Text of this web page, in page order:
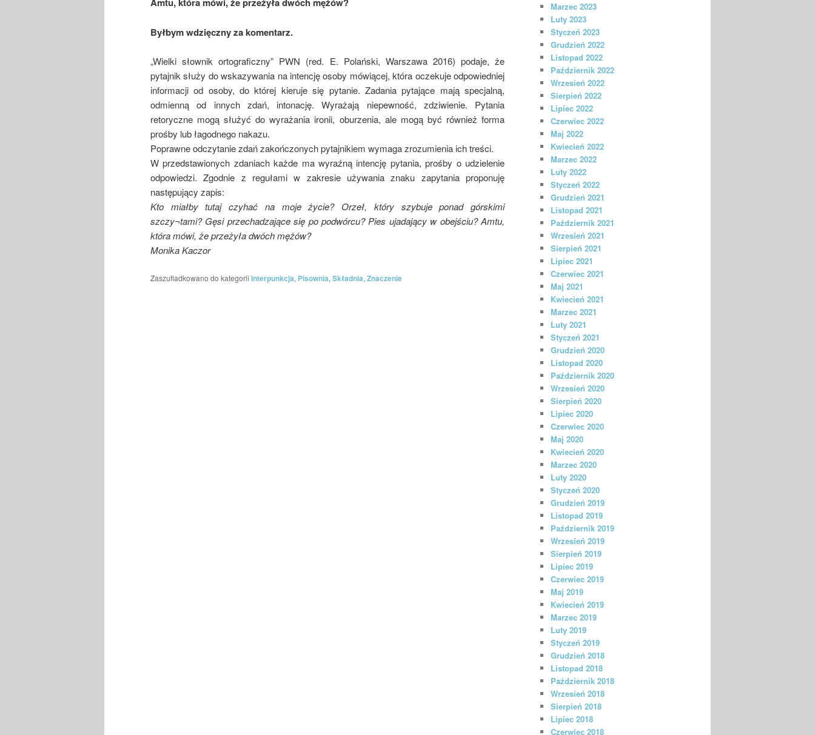
Byłbym wdzięczny za komentarz.
„Wielki słownik ortograficzny” PWN (red. E. Polański, Warszawa 2016) podaje, że
pytajnik służy do wskazywania na intencję osoby mówiącej, która oczekuje odpowiedniej
informacji od osoby, do której kieruje się pytanie. Zadania pytające mają specjalną,
odmienną od innych zdań, intonację. Wyrażają niepewność, zdziwienie. Pytania
retoryczne mogą służyć do wyrażania ironii, oburzenia, ale mogą być również forma
prośby lub łagodnego nakazu.
Poprawne odczytanie zdań zakończonych pytajnikiem wymaga zrozumienia ich treści.
W przedstawionych zdaniach każde ma wyraźną intencję pytania, prośby o udzielenie
odpowiedzi. Zgodnie z regułami w zakresie używania znaku zapytania proponuję
następujący zapis:
Kto miałby tutaj czyhać na moje życie? Orzeł, który szybuje ponad górskimi
szczy¬tami? Gęsi przechadzające się po podwórcu? Pies ujadający w obejściu? Amtu,
która mówi, że przeżyła dwóch mężów?
Monika Kaczor
Zaszufladkowano do kategorii Interpunkcja, Pisownia, Składnia, Znaczenie
Marzec 2023
Luty 2023
Styczeń 2023
Grudzień 2022
Listopad 2022
Październik 2022
Wrzesień 2022
Sierpień 2022
Lipiec 2022
Czerwiec 2022
Maj 2022
Kwiecień 2022
Marzec 2022
Luty 2022
Styczeń 2022
Grudzień 2021
Listopad 2021
Październik 2021
Wrzesień 2021
Sierpień 2021
Lipiec 2021
Czerwiec 2021
Maj 2021
Kwiecień 2021
Marzec 2021
Luty 2021
Styczeń 2021
Grudzień 2020
Listopad 2020
Październik 2020
Wrzesień 2020
Sierpień 2020
Lipiec 2020
Czerwiec 2020
Maj 2020
Kwiecień 2020
Marzec 2020
Luty 2020
Styczeń 2020
Grudzień 2019
Listopad 2019
Październik 2019
Wrzesień 2019
Sierpień 2019
Lipiec 2019
Czerwiec 2019
Maj 2019
Kwiecień 2019
Marzec 2019
Luty 2019
Styczeń 2019
Grudzień 2018
Listopad 2018
Październik 2018
Wrzesień 2018
Sierpień 2018
Lipiec 2018
Czerwiec 2018